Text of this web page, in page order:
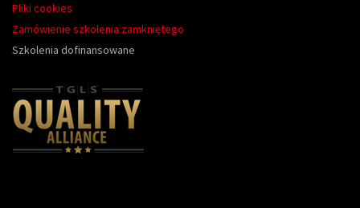
Pliki cookies
Zamówienie szkolenia zamkniętego
Szkolenia dofinansowane